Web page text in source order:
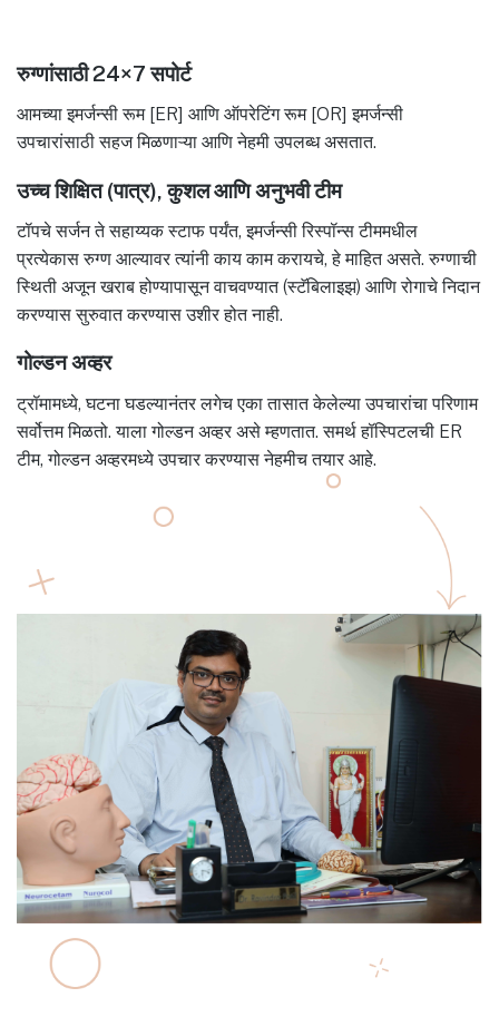
रुग्णांसाठी 24×7 सपोर्ट
आमच्या इमर्जन्सी रूम [ER] आणि ऑपरेटिंग रूम [OR] इमर्जन्सी
उपचारांसाठी सहज मिळणाऱ्या आणि नेहमी उपलब्ध असतात.
उच्च शिक्षित (पात्र), कुशल आणि अनुभवी टीम
टॉपचे सर्जन ते सहाय्यक स्टाफ पर्यंत, इमर्जन्सी रिस्पॉन्स टीममधील
प्रत्येकास रुग्ण आल्यावर त्यांनी काय काम करायचे, हे माहित असते. रुग्णाची
स्थिती अजून खराब होण्यापासून वाचवण्यात (स्टॅबिलाइझ) आणि रोगाचे निदान
करण्यास सुरुवात करण्यास उशीर होत नाही.
गोल्डन अव्हर
ट्रॉमामध्ये, घटना घडल्यानंतर लगेच एका तासात केलेल्या उपचारांचा परिणाम
सर्वोत्तम मिळतो. याला गोल्डन अव्हर असे म्हणतात. समर्थ हॉस्पिटलची ER
टीम, गोल्डन अव्हरमध्ये उपचार करण्यास नेहमीच तयार आहे.